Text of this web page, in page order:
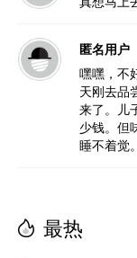
匿名用户
嘿嘿，不
天刚去品
来了。儿
少钱。但
睡不着觉
最热